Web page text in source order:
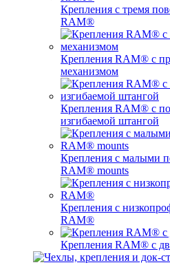
Крепления с тремя
RAM®
Крепления RAM® с
механизмом
Крепления RAM® с
изгибаемой штангой
Крепления с малыми
RAM® mounts
Крепления с
RAM®
Крепления RAM® с